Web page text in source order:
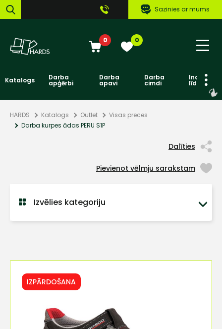
Sazinies ar mums
0 0
Katalogs Darba
apģērbi
Darba
apavi
Darba
cimdi līdzekļi
HARDS Katalogs Outlet
Visas preces
Darba kurpes ādas PERU S1P
Dalīties
Pievienot vēlmju sarakstam
Izvēlies kategoriju
IZPĀRDOŠANA